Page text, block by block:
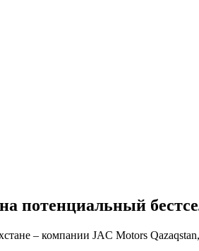
потенциальный
– компании JAC Motors